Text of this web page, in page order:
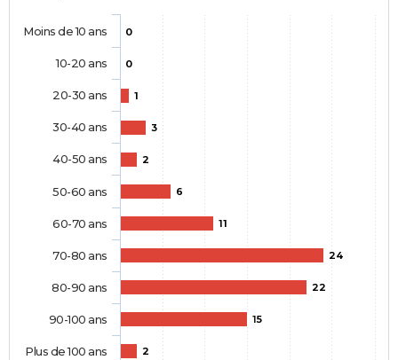
0
0
1
3
2
6
11
24
22
15
2
Moins de 10 ans
10-20 ans
20-30 ans
30-40 ans
40-50 ans
50-60 ans
60-70 ans
70-80 ans
80-90 ans
90-100 ans
Plus de 100 ans